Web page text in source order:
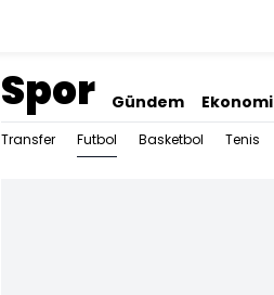
Spor Gündem Ekonomi
Transfer Futbol Basketbol Tenis